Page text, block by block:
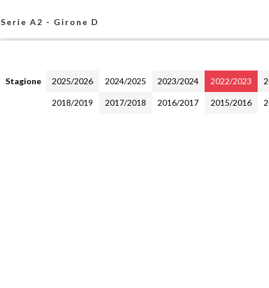
Serie A2 - Girone D
Stagione 2025/2026 2024/2025 2023/2024 2022/2023
2018/2019 2017/2018 2016/2017 2015/2016